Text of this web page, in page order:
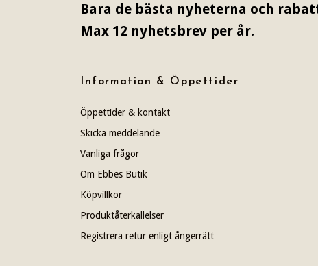
Bara de bästa nyheterna och
Max 12 nyhetsbrev per år.
Information & Öppettider
Öppettider & kontakt
Skicka meddelande
Vanliga frågor
Om Ebbes Butik
Köpvillkor
Produktåterkallelser
Registrera retur enligt ångerrätt